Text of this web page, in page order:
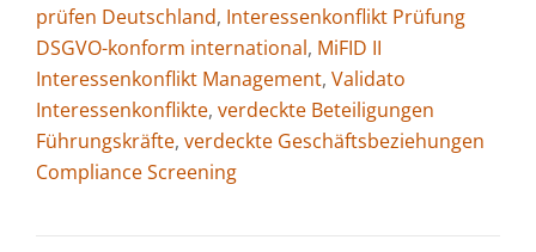
prüfen Deutschland, Interessenkonflikt Prüfung
DSGVO-konform international, MiFID II
Interessenkonflikt Management, Validato
Interessenkonflikte, verdeckte Beteiligungen
Führungskräfte, verdeckte Geschäftsbeziehungen
Compliance Screening